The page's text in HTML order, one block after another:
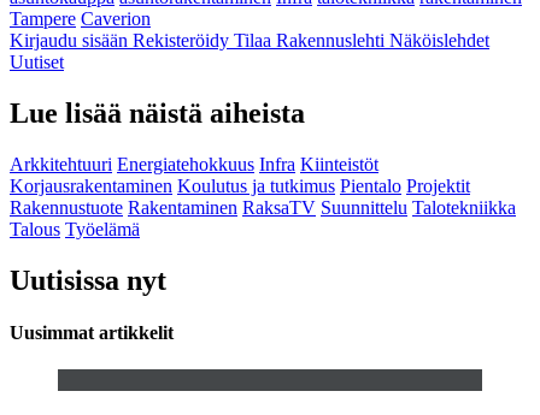
Tampere Caverion
Kirjaudu sisään Rekisteröidy Tilaa Rakennuslehti Näköislehdet
Uutiset
Lue lisää näistä aiheista
Arkkitehtuuri Energiatehokkuus Infra Kiinteistöt
Korjausrakentaminen Koulutus ja tutkimus Pientalo Projektit
Rakennustuote Rakentaminen RaksaTV Suunnittelu Talotekniikka
Talous Työelämä
Uutisissa nyt
Uusimmat artikkelit